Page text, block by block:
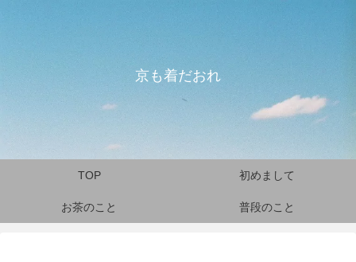
京も着だおれ
TOP 初めまして
お茶のこと 普段のこと